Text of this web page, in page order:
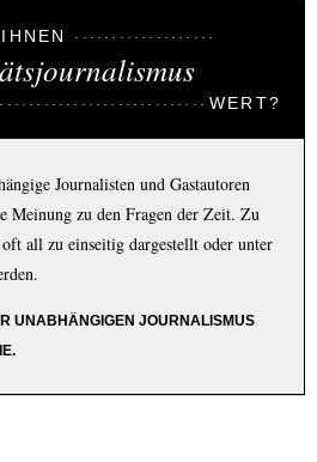
WERT?
Journalisten und Gastautoren
Meinung zu den Fragen der Zeit. Zu
all zu einseitig dargestellt oder unter
UNABHÄNGIGEN JOURNALISMUS